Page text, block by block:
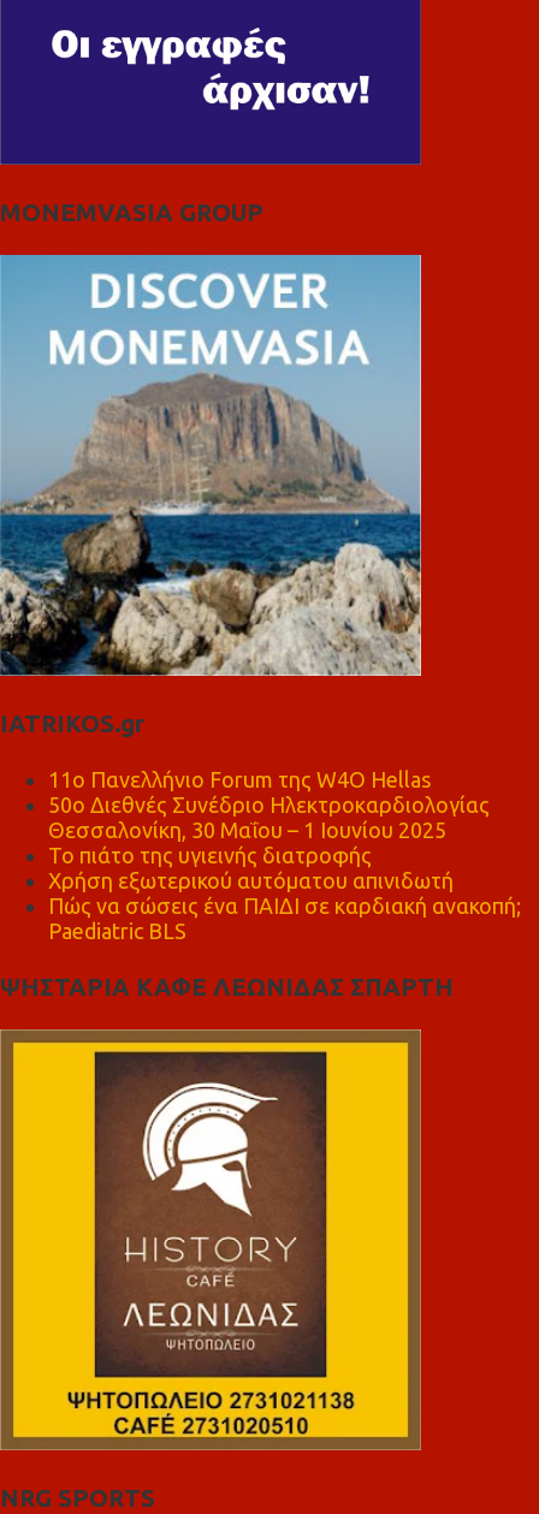
MONEMVASIA GROUP
IATRIKOS.gr
11ο Πανελλήνιο Forum της W4O Hellas
50ο Διεθνές Συνέδριο Ηλεκτροκαρδιολογίας
Θεσσαλονίκη, 30 Μαΐου – 1 Ιουνίου 2025
Το πιάτο της υγιεινής διατροφής
Χρήση εξωτερικού αυτόματου απινιδωτή
Πώς να σώσεις ένα ΠΑΙΔΙ σε καρδιακή ανακοπή;
Paediatric BLS
ΨΗΣΤΑΡΙΑ ΚΑΦΕ ΛΕΩΝΙΔΑΣ ΣΠΑΡΤΗ
NRG SPORTS